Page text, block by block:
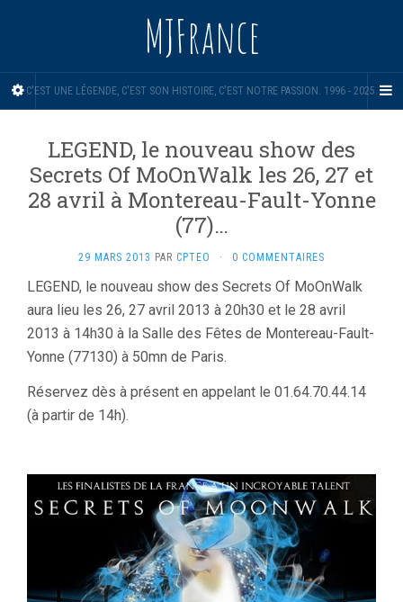
MJFrance
C'EST UNE LÉGENDE, C'EST SON HISTOIRE, C'EST NOTRE PASSION. 1996 - 2025.
LEGEND, le nouveau show des
Secrets Of MoOnWalk les 26, 27 et
28 avril à Montereau-Fault-Yonne
(77)…
29 MARS 2013 PAR CPTEO · 0 COMMENTAIRES
LEGEND, le nouveau show des Secrets Of MoOnWalk
aura lieu les 26, 27 avril 2013 à 20h30 et le 28 avril
2013 à 14h30 à la Salle des Fêtes de Montereau-Fault-
Yonne (77130) à 50mn de Paris.
Réservez dès à présent en appelant le 01.64.70.44.14
(à partir de 14h).